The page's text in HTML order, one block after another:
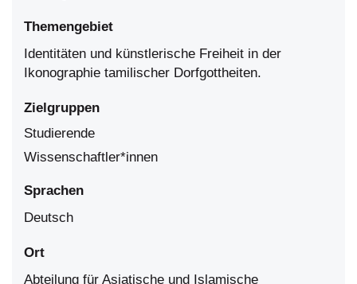
Themengebiet
Identitäten und künstlerische Freiheit in der
Ikonographie tamilischer Dorfgottheiten.
Zielgruppen
Studierende
Wissenschaftler*innen
Sprachen
Deutsch
Ort
Abteilung für Asiatische und Islamische